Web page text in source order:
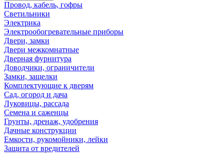
Провод, кабель, гофры
Светильники
Электрика
Электрообогревательные приборы
Двери, замки
Двери межкомнатные
Дверная фурнитура
Доводчики, ограничители
Замки, защелки
Комплектующие к дверям
Сад, огород и дача
Луковицы, рассада
Семена и саженцы
Грунты, дренаж, удобрения
Дачные конструкции
Емкости, рукомойники, лейки
Защита от вредителей